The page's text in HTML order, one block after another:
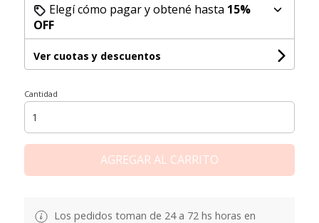
Elegí cómo pagar y obtené hasta 15%
OFF
Ver cuotas y descuentos
Cantidad
AGREGAR AL CARRITO
Los pedidos toman de 24 a 72 hs horas en